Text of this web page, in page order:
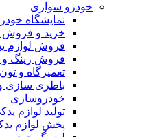
خودرو سواری
نمایشگاه
خرید و فروش
فروش لوازم
فروش رینگ و
تعمیرگاه و
باطری سازی
خودروسازی
تولید لوازم
پخش لوازم